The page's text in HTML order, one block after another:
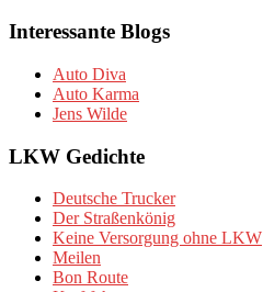
Interessante Blogs
Auto Diva
Auto Karma
Jens Wilde
LKW Gedichte
Deutsche Trucker
Der Straßenkönig
Keine Versorgung ohne LKW
Meilen
Bon Route